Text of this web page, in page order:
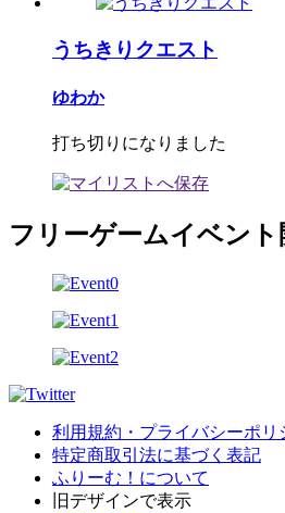
うちきりクエスト
ゆわか
打ち切りになりました
フリーゲームイベント
利用規約・プライバシーポリ
特定商取引法に基づく表記
ふりーむ！について
旧デザインで表示